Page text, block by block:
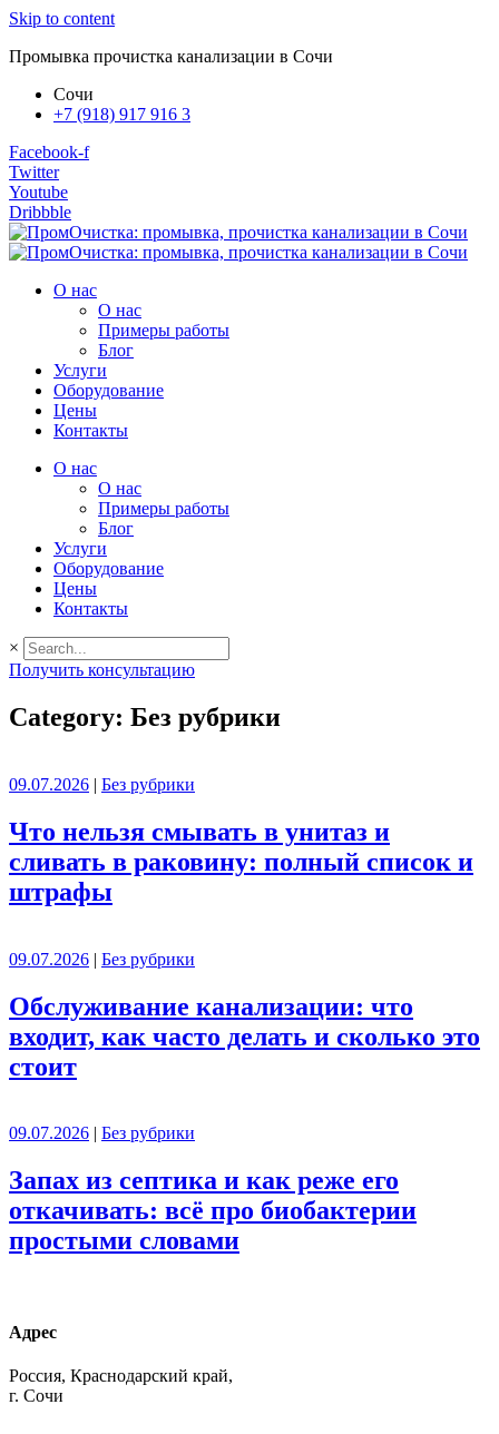
Skip to content
Промывка прочистка канализации в Сочи
Сочи
+7 (918) 917 916 3
Facebook-f
Twitter
Youtube
Dribbble
О нас
О нас
Примеры работы
Блог
Услуги
Оборудование
Цены
Контакты
О нас
О нас
Примеры работы
Блог
Услуги
Оборудование
Цены
Контакты
×
Получить консультацию
Category: Без рубрики
09.07.2026 | Без рубрики
Что нельзя смывать в унитаз и
сливать в раковину: полный список и
штрафы
09.07.2026 | Без рубрики
Обслуживание канализации: что
входит, как часто делать и сколько это
стоит
09.07.2026 | Без рубрики
Запах из септика и как реже его
откачивать: всё про биобактерии
простыми словами
Адрес
Россия, Краснодарский край,
г. Сочи